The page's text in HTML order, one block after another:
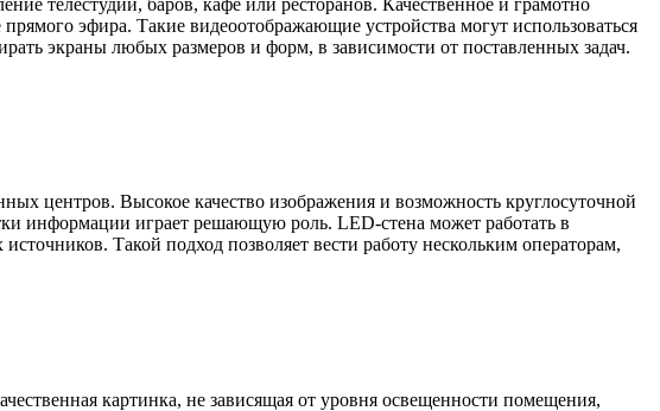
телестудий, баров, кафе или ресторанов. Качественное и грамотно
эфира. Такие видеоотображающие устройства могут использоваться
экраны любых размеров и форм, в зависимости от поставленных задач.
центров. Высокое качество изображения и возможность круглосуточной
информации играет решающую роль. LED-стена может работать в
Такой подход позволяет вести работу нескольким операторам,
картинка, не зависящая от уровня освещенности помещения,